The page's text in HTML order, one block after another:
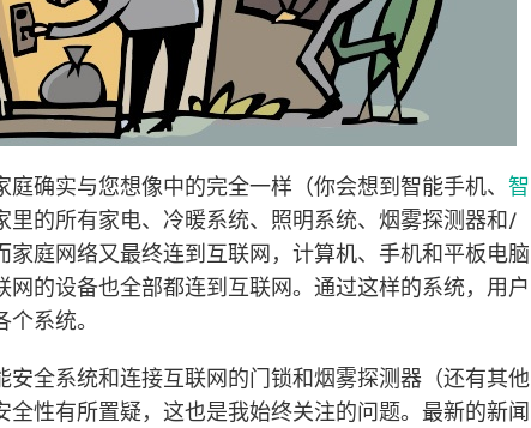
确实与您想像中的完全一样（你会想到智能手机、 智
里的所有家电、冷暖系统、照明系统、烟雾探测器和/
家庭网络又最终连到互联网，计算机、手机和平板电脑
网的设备也全部都连到互联网。通过这样的系统，用户
系统。
安全系统和连接互联网的门锁和烟雾探测器（还有其他
性有所置疑，这也是我始终关注的问题。最新的新闻